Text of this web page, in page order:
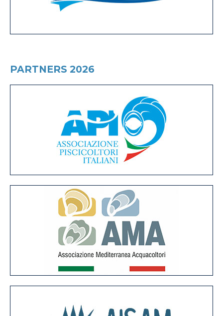
PARTNERS 2026